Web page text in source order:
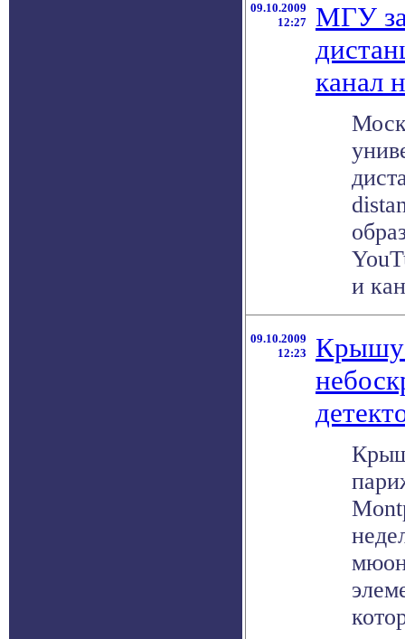
09.10.2009
12:27
МГУ
канал
и
09.10.2009
12:23
Крышу